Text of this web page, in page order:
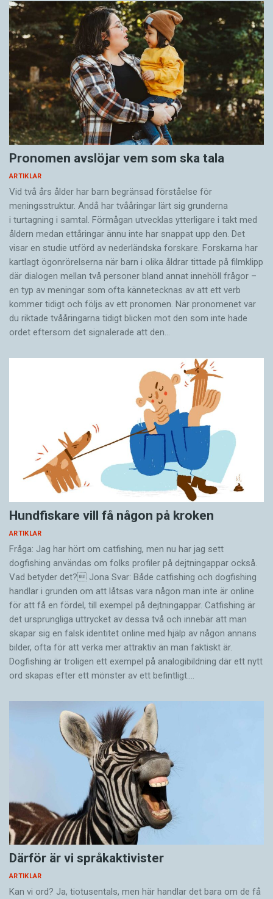
Pronomen avslöjar vem som ska tala
ARTIKLAR
Vid två års ålder har barn begränsad förståelse för
meningsstruktur. Ändå har tvååringar lärt sig grunderna
i turtagning i samtal. Förmågan utvecklas ytterligare i takt med
åldern medan ettåringar ännu inte har snappat upp den. Det
visar en studie utförd av nederländska forskare. Forskarna har
kartlagt ögonrörelserna när barn i olika åldrar tittade på filmklipp
där dialogen mellan två personer bland annat innehöll frågor –
en typ av meningar som ofta kännetecknas av att ett verb
kommer tidigt och följs av ett pronomen. När pronomenet var
du riktade tvååringarna tidigt blicken mot den som inte hade
ordet eftersom det ­signalerade att den…
Hundfiskare vill få någon på kroken
ARTIKLAR
Fråga: Jag har hört om catfishing, men nu har jag sett
dogfishing användas om folks profiler på dejtningappar också.
Vad betyder det? Jona Svar: Både catfishing och dogfishing
handlar i grunden om att låtsas vara någon man inte är online
för att få en fördel, till exempel på dejtningappar. Catfishing är
det ursprungliga uttrycket av dessa två och innebär att man
skapar sig en falsk identitet online med hjälp av någon annans
bilder, ofta för att verka mer attraktiv än man faktiskt är.
Dogfishing är troligen ett exempel på analogibildning där ett nytt
ord skapas efter ett mönster av ett befintligt.…
Därför är vi språkaktivister
ARTIKLAR
Kan vi ord? Ja, tiotusentals, men här handlar det bara om de få